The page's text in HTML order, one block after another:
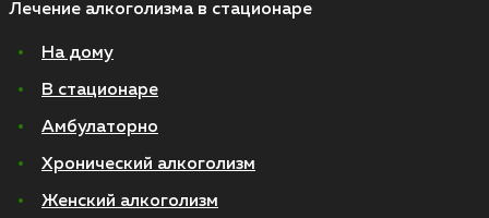
Лечение алкоголизма в стационаре
На дому
В стационаре
Амбулаторно
Хронический алкоголизм
Женский алкоголизм